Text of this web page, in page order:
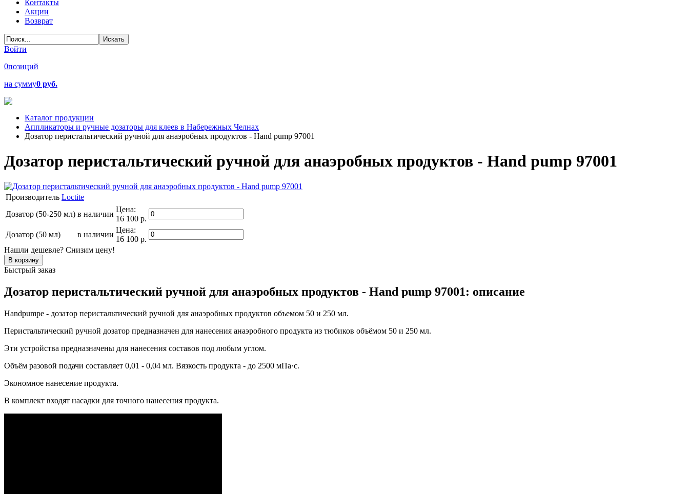
Контакты
Акции
Возврат
Войти
0позиций
на сумму0 руб.
Каталог продукции
Аппликаторы и ручные дозаторы для клеев в Набережных Челнах
Дозатор перистальтический ручной для анаэробных продуктов - Hand pump 97001
Дозатор перистальтический ручной для анаэробных продуктов - Hand pump 97001
Производитель Loctite
Дозатор (50-250 мл) в наличии
Цена:
16 100 р.
Дозатор (50 мл)
в наличии
Цена:
16 100 р.
Нашли дешевле? Снизим цену!
Быстрый заказ
Дозатор перистальтический ручной для анаэробных продуктов - Hand pump 97001: описание
Handpumpe - дозатор перистальтический ручной для анаэробных продуктов объемом 50 и 250 мл.
Перистальтический ручной дозатор предназначен для нанесения анаэробного продукта из тюбиков объёмом 50 и 250 мл.
Эти устройства предназначены для нанесения составов под любым углом.
Объём разовой подачи составляет 0,01 - 0,04 мл. Вязкость продукта - до 2500 мПа·с.
Экономное нанесение продукта.
В комплект входят насадки для точного нанесения продукта.